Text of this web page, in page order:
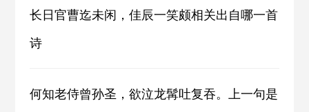
长日官曹迄未闲，佳辰一笑颇相关出自哪一首
诗
何知老侍曾孙圣，欲泣龙髯吐复吞。上一句是